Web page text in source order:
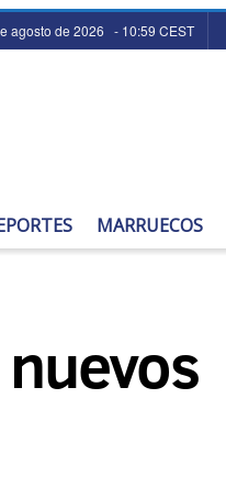
agosto de 2026 - 10:59 CEST
MARRUECOS